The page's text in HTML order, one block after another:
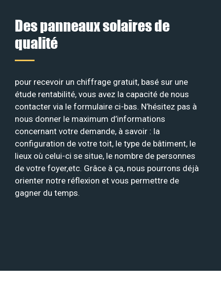
Des panneaux solaires de
qualité
pour recevoir un chiffrage gratuit, basé sur une
étude rentabilité, vous avez la capacité de nous
contacter via le formulaire ci-bas. N’hésitez pas à
nous donner le maximum d’informations
concernant votre demande, à savoir : la
configuration de votre toit, le type de bâtiment, le
lieux où celui-ci se situe, le nombre de personnes
de votre foyer,etc. Grâce à ça, nous pourrons déjà
orienter notre réflexion et vous permettre de
gagner du temps.